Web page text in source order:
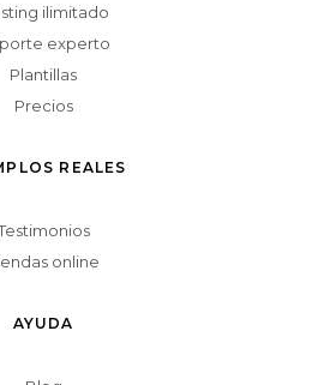
ilimitado
experto
Plantillas
Precios
REALES
online
AYUDA